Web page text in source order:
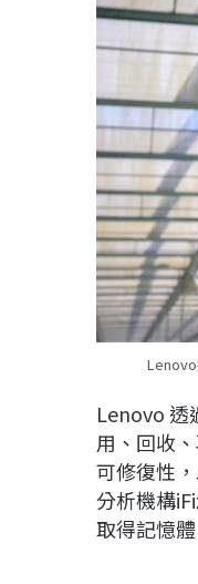
Lenovo 透
用、回收
可修復性
分析機構
取得記憶